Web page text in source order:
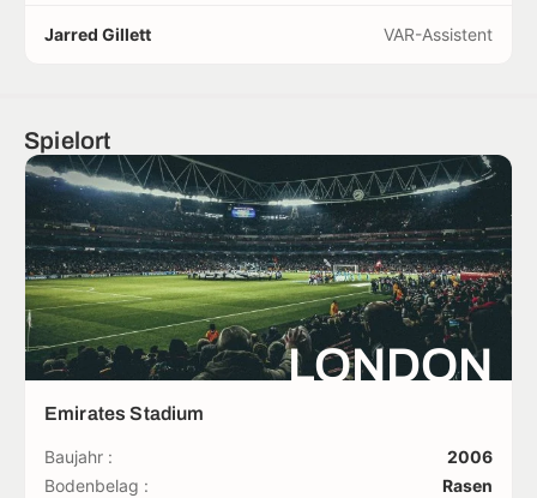
Jarred Gillett VAR-Assistent
Spielort
LONDON
Emirates Stadium
Baujahr :
2006
Bodenbelag :
Rasen